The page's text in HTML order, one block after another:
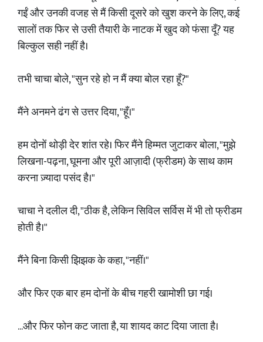
गईं और उनकी वजह से मैं किसी दूसरे को खुश करने के लिए, कई
सालों तक फिर से उसी तैयारी के नाटक में खुद को फंसा दूँ? यह
बिल्कुल सही नहीं है।
तभी चाचा बोले, "सुन रहे हो न मैं क्या बोल रहा हूँ?"
मैंने अनमने ढंग से उत्तर दिया, "हूँ।"
हम दोनों थोड़ी देर शांत रहे। फिर मैंने हिम्मत जुटाकर बोला, "मुझे
लिखना-पढ़ना, घूमना और पूरी आज़ादी (फ्रीडम) के साथ काम
करना ज़्यादा पसंद है।"
चाचा ने दलील दी, "ठीक है, लेकिन सिविल सर्विस में भी तो फ्रीडम
होती है।"
मैंने बिना किसी झिझक के कहा, "नहीं।"
और फिर एक बार हम दोनों के बीच गहरी खामोशी छा गई।
...और फिर फोन कट जाता है, या शायद काट दिया जाता है।